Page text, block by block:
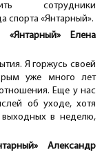
сотрудники
спорта «Янтарный».
Елена
Я горжусь своей
уже много лет
Еще у нас
об уходе, хотя
в неделю,
Александр